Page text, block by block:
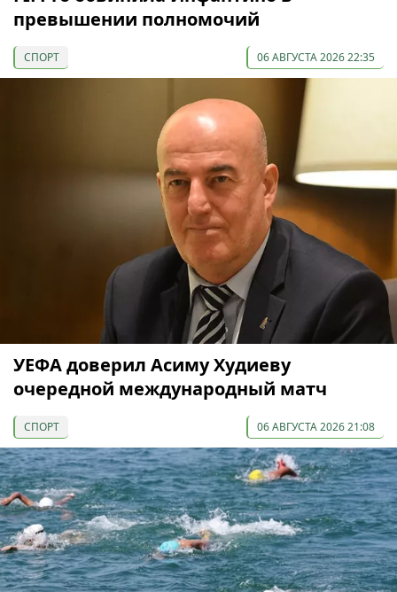
превышении полномочий
СПОРТ 06 АВГУСТА 2026 22:35
УЕФА доверил Асиму Худиеву
очередной международный матч
СПОРТ 06 АВГУСТА 2026 21:08